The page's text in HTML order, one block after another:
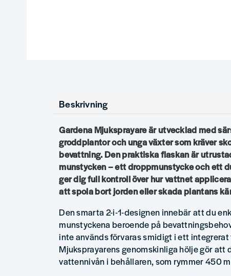
Beskrivning
Gardena Mjuksprayare är utvecklad med
groddplantor och unga växter som kräver
bevattning. Den praktiska flaskan är
munstycken – ett droppmunstycke och ett
ger dig full kontroll över hur vattnet
att spola bort jorden eller skada plantans
Den smarta 2-i-1-designen innebär att du
munstyckena beroende på
inte används förvaras smidigt i ett integrerat
Mjuksprayarens genomskinliga hölje gör att
vattennivån i behållaren, som rymmer 450